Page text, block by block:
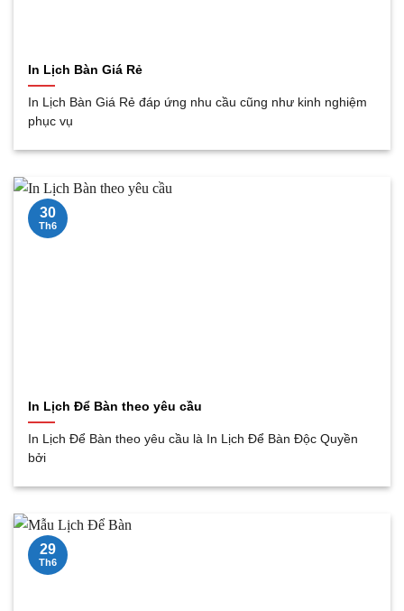
In Lịch Bàn Giá Rẻ
In Lịch Bàn Giá Rẻ đáp ứng nhu cầu cũng như kinh nghiệm
phục vụ
In Lịch Để Bàn theo yêu cầu
In Lịch Để Bàn theo yêu cầu là In Lịch Để Bàn Độc Quyền
bởi
30
Th6
29
Th6